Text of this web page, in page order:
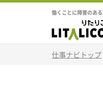
働くことに障害のあ
仕事ナビトップ